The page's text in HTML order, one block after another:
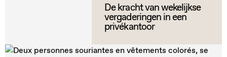
De kracht van wekelijkse
vergaderingen in een
privékantoor